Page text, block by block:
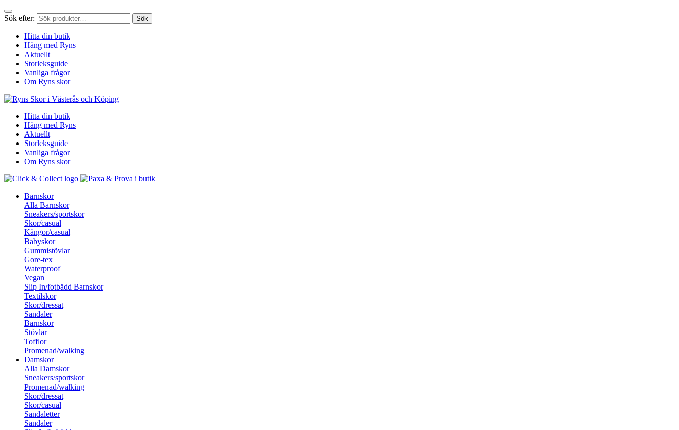
Sök efter: Sök
Hitta din butik
Häng med Ryns
Aktuellt
Storleksguide
Vanliga frågor
Om Ryns skor
Hitta din butik
Häng med Ryns
Aktuellt
Storleksguide
Vanliga frågor
Om Ryns skor
Barnskor
Alla Barnskor
Sneakers/sportskor
Skor/casual
Kängor/casual
Babyskor
Gummistövlar
Gore-tex
Waterproof
Vegan
Slip In/fotbädd Barnskor
Textilskor
Skor/dressat
Sandaler
Barnskor
Stövlar
Tofflor
Promenad/walking
Damskor
Alla Damskor
Sneakers/sportskor
Promenad/walking
Skor/dressat
Skor/casual
Sandaletter
Sandaler